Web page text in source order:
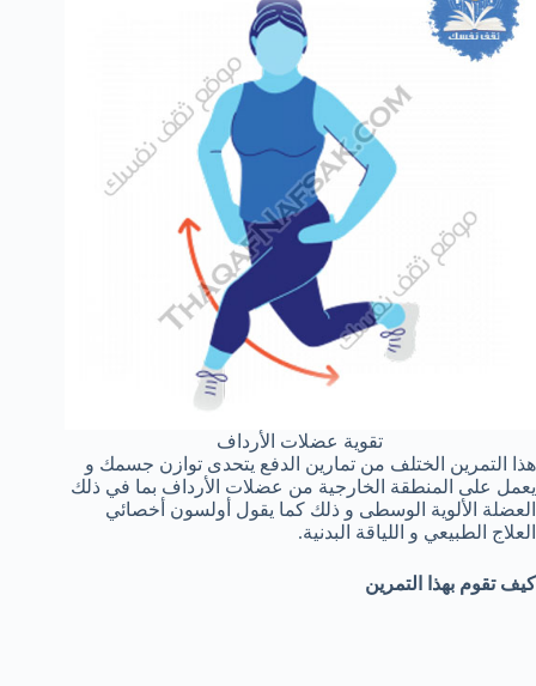
تقوية عضلات الأرداف
هذا التمرين الختلف من تمارين الدفع يتحدى توازن جسمك و
يعمل على المنطقة الخارجية من عضلات الأرداف بما في ذلك
العضلة الألوية الوسطى و ذلك كما يقول أولسون أخصائي
العلاج الطبيعي و اللياقة البدنية.
كيف تقوم بهذا التمرين